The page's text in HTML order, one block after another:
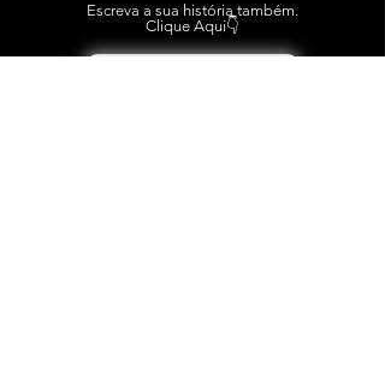
Escreva a sua história também.
Clique Aqui👇